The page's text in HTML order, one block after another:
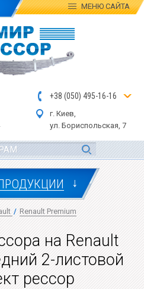
МЕНЮСАЙТА
+38 (050) 495-16-16
г. Киев,
ул. Бориспольская, 7
↓
/ Renault Premium
на Renault
2-листовой
рессор